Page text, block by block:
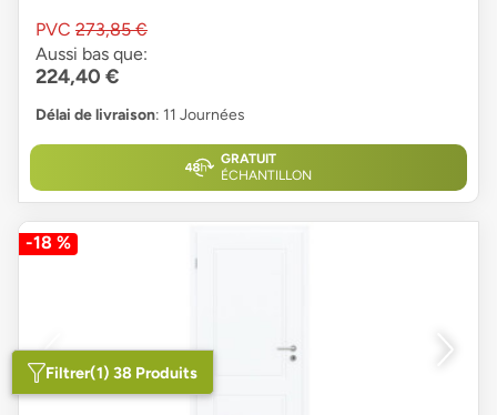
PVC 273,85 €
Aussi bas que:
224,40 €
Délai de livraison: 11 Journées
GRATUIT
ÉCHANTILLON
-18 %
Filtrer(1) 38 Produits